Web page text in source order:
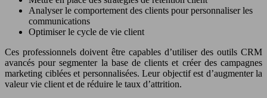
Analyser le comportement des clients pour personnaliser les
communications
Optimiser le cycle de vie client
Ces professionnels doivent être capables d’utiliser des outils CRM
avancés pour segmenter la base de clients et créer des campagnes
marketing ciblées et personnalisées. Leur objectif est d’augmenter la
valeur vie client et de réduire le taux d’attrition.